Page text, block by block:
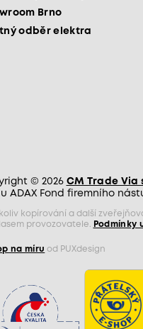
Brno
odběr elektra
© 2026 CM Trade Via
ADAX Fond firemního
kopírování a další
provozovatele. Podmínky
na míru od PUXdesign